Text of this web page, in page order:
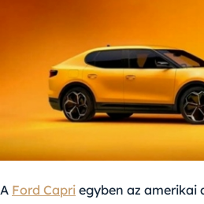
A Ford Capri egyben az amerikai